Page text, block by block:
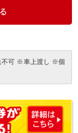
不可 ※車上渡し ※個